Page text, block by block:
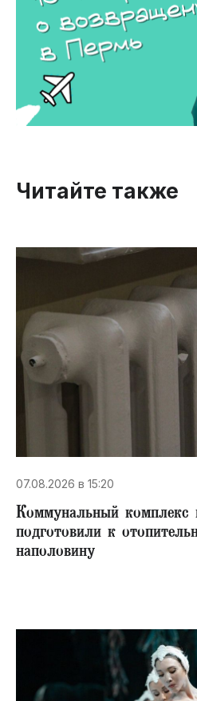
Читайте также
07.08.2026 в 15:20
Коммунальный
подготовили к
наполовину